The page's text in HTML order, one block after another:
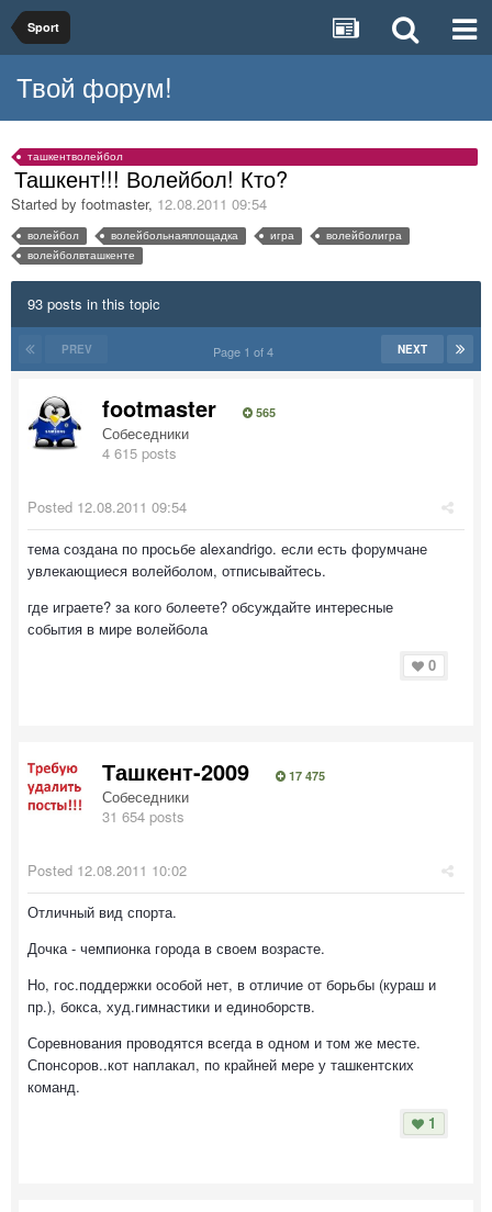
Sport
Твой форум!
ташкентволейбол
Ташкент!!! Волейбол! Кто?
Started by footmaster, 12.08.2011 09:54
волейбол волейбольнаяплощадка игра
волейболигра
волейболвташкенте
93 posts in this topic
PREV NEXT
Page 1 of 4
footmaster 565
Собеседники
4 615 posts
Posted 12.08.2011 09:54
тема создана по просьбе alexandrigo. если есть форумчане
увлекающиеся волейболом, отписывайтесь.
где играете? за кого болеете? обсуждайте интересные
события в мире волейбола
0
Ташкент-2009 17 475
Собеседники
31 654 posts
Posted 12.08.2011 10:02
Отличный вид спорта.
Дочка - чемпионка города в своем возрасте.
Но, гос.поддержки особой нет, в отличие от борьбы (кураш и
пр.), бокса, худ.гимнастики и единоборств.
Соревнования проводятся всегда в одном и том же месте.
Спонсоров..кот наплакал, по крайней мере у ташкентских
команд.
1